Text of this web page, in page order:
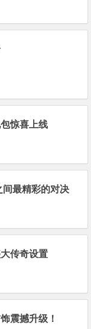
惊喜上线
间最精彩的对决
传奇设置
震撼升级！